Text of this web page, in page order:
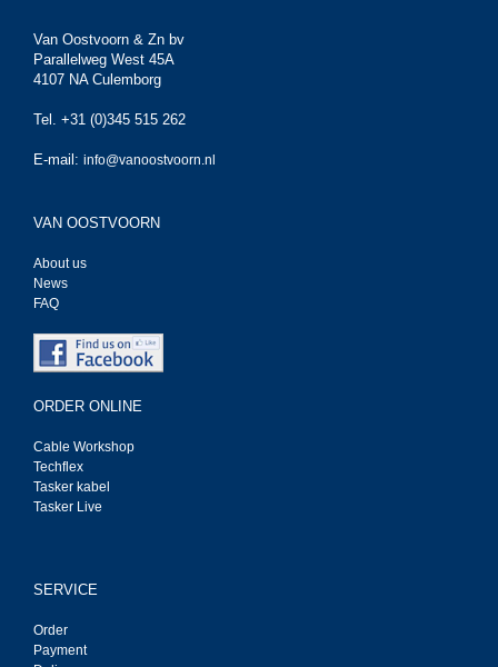
Van Oostvoorn & Zn bv
Parallelweg West 45A
4107 NA Culemborg
Tel. +31 (0)345 515 262
E-mail: info@vanoostvoorn.nl
VAN OOSTVOORN
About us
News
FAQ
ORDER ONLINE
Cable Workshop
Techflex
Tasker kabel
Tasker Live
SERVICE
Order
Payment